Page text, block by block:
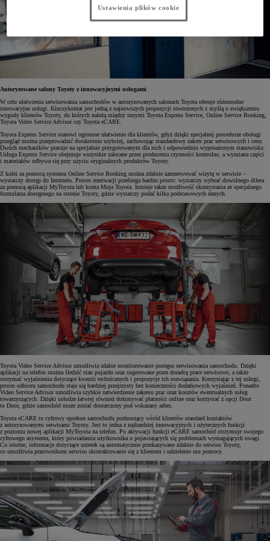
Autoryzowane salony Toyoty z innowacyjnymi usługami
W celu ułatwienia serwisowania samochodów w autoryzowanych salonach Toyota oferuje różnorodne
innowacyjne usługi. Kluczykomat jest jedną z najnowszych propozycji stworzonych z myślą o zwiększeniu
wygody klientów Toyoty, do których należą między innymi Toyota Express Service, Online Service Booking,
Toyota Video Service Advisor czy Toyota eCARE.
Toyota Express Service stanowi ogromne ułatwienie dla klientów, gdyż dzięki specjalnej procedurze obsługi
przegląd można przeprowadzić dwukrotnie szybciej, zachowując standardowy zakres prac serwisowych i ceny.
Dwóch mechaników pracuje na specjalnie przygotowanym dla nich i odpowiednio wyposażonym stanowisku.
Usługa Express Service obejmuje wszystkie zalecane przez producenta czynności kontrolne, a wymiana części
i materiałów odbywa się przy użyciu oryginalnych produktów Toyoty.
Z kolei za pomocą systemu Online Service Booking można zdalnie zarezerwować wizytę w serwisie –
wystarczy dostęp do Internetu. Proces rezerwacji przebiega bardzo prosto: wystarczy wybrać dowolnego dilera
za pomocą aplikacji MyToyota lub konta Moja Toyota. Istnieje także możliwość skorzystania ze specjalnego
formularza dostępnego na stronie Toyoty, gdzie wystarczy podać kilka podstawowych danych.
Toyota Video Service Advisor umożliwia zdalne monitorowanie postępu serwisowania samochodu. Dzięki
aplikacji na telefon można śledzić stan pojazdu oraz sugerowane przez doradcę prace serwisowe, a także
otrzymać wyjaśnienia dotyczące kwestii technicznych i propozycje ich rozwiązania. Korzystając z tej usługi,
proces odbioru samochodu staje się bardziej przejrzysty bez konieczności dodatkowych wyjaśnień. Ponadto
Video Service Advisor umożliwia szybkie zatwierdzenie zakresu prac oraz kosztów ewentualnych usług
towarzyszących. Dzięki usłudze łatwiej również dokonywać płatności online oraz korzystać z opcji Door
to Door, gdzie samochód może zostać dostarczony pod wskazany adres.
Toyota eCARE to cyfrowy opiekun samochodu podnoszący wśród klientów standard kontaktów
z autoryzowanymi serwisami Toyoty. Jest to jedna z najbardziej innowacyjnych i użytecznych funkcji
z poziomu nowej aplikacji MyToyota na telefon. Po aktywacji funkcji eCARE samochód otrzymuje swojego
cyfrowego asystenta, który powiadamia użytkownika o pojawiających się problemach wymagających uwagi.
Co istotne, informacje dotyczące usterek są automatycznie przekazywane zdalnie do serwisu Toyoty,
co umożliwia pracownikom serwisu skontaktowanie się z klientem i udzielenie mu pomocy.
Ustawienia plików cookie